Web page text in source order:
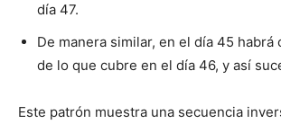
día 47.
De manera similar, en el día 45 habrá
de lo que cubre en el día 46, y así
Este patrón muestra una secuencia